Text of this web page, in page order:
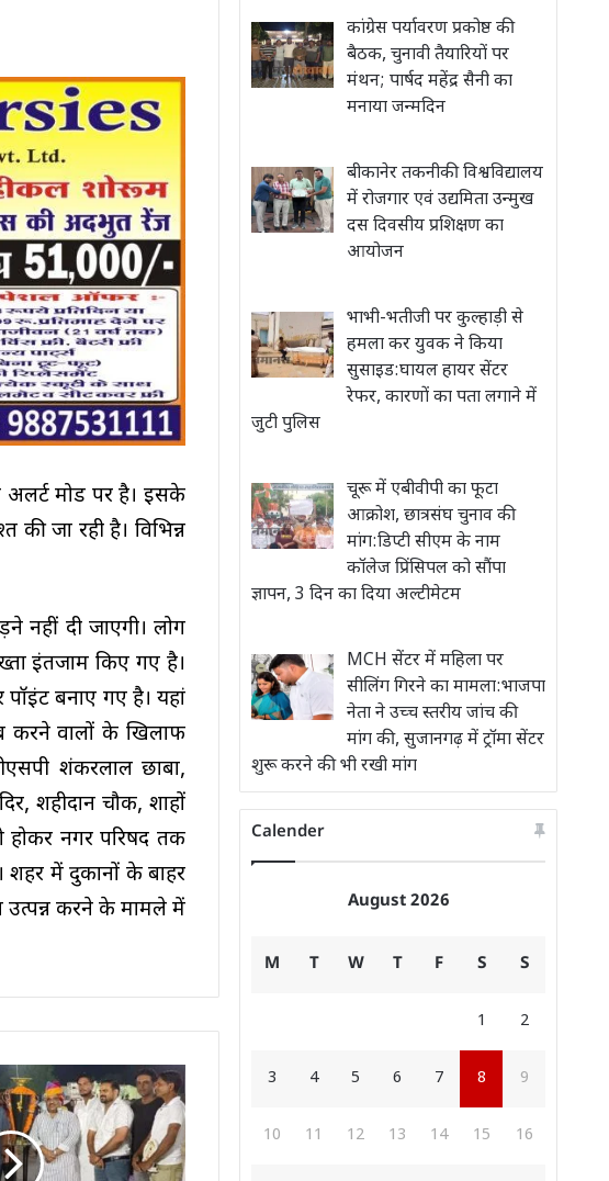
मोड पर है। इसके
जा रही है। विभिन्न
नहीं दी जाएगी। लोग
इंतजाम किए गए है।
बनाए गए है। यहां
करने वालों के खिलाफ
शंकरलाल छाबा,
शहीदान चौक, शाहों
नगर परिषद तक
शहर में दुकानों के बाहर
करने के मामले में
कांग्रेस पर्यावरण प्रकोष्ठ की
बैठक, चुनावी तैयारियों पर
मंथन; पार्षद महेंद्र सैनी का
मनाया जन्मदिन
बीकानेर तकनीकी विश्वविद्यालय
में रोजगार एवं उद्यमिता उन्मुख
दस दिवसीय प्रशिक्षण का
आयोजन
भाभी-भतीजी पर कुल्हाड़ी से
हमला कर युवक ने किया
सुसाइड:घायल हायर सेंटर
रेफर, कारणों का पता लगाने में
जुटी पुलिस
चूरू में एबीवीपी का फूटा
आक्रोश, छात्रसंघ चुनाव की
मांग:डिप्टी सीएम के नाम
कॉलेज प्रिंसिपल को सौंपा
ज्ञापन, 3 दिन का दिया अल्टीमेटम
MCH सेंटर में महिला पर
सीलिंग गिरने का मामला:भाजपा
नेता ने उच्च स्तरीय जांच की
मांग की, सुजानगढ़ में ट्रॉमा सेंटर
शुरू करने की भी रखी मांग
Calender
August 2026
M T W T F S S
1 2
3 4 5 6 7 8 9
10 11 12 13 14 15 16